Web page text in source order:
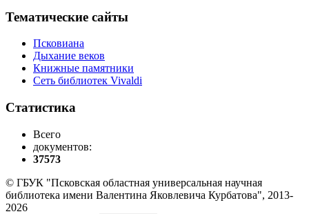
Тематические сайты
Псковиана
Дыхание веков
Книжные памятники
Сеть библиотек Vivaldi
Статистика
Всего
документов:
37573
© ГБУК "Псковская областная универсальная научная
библиотека имени Валентина Яковлевича Курбатова", 2013-
2026